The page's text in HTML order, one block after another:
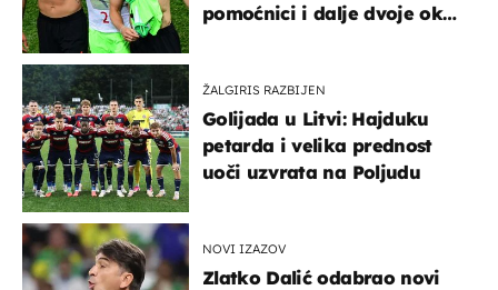
pomoćnici i dalje dvoje oko
ŽALGIRIS RAZBIJEN
Golijada u Litvi: Hajduku
petarda i velika prednost
uoči uzvrata na Poljudu
NOVI IZAZOV
Zlatko Dalić odabrao novi